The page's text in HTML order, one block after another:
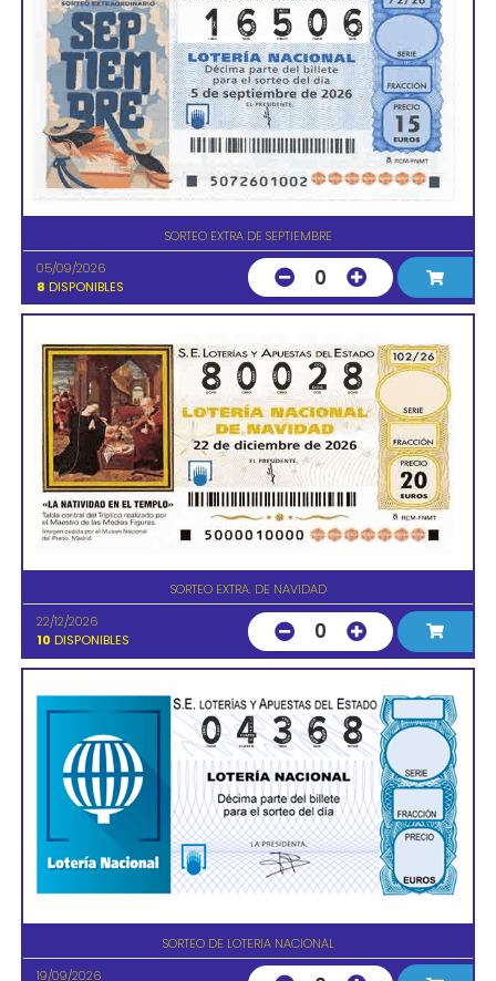
SORTEO EXTRA DE SEPTIEMBRE
05/09/2026
8 DISPONIBLES 0
SORTEO EXTRA. DE NAVIDAD
22/12/2026
10 DISPONIBLES 0
SORTEO DE LOTERIA NACIONAL
19/09/2026